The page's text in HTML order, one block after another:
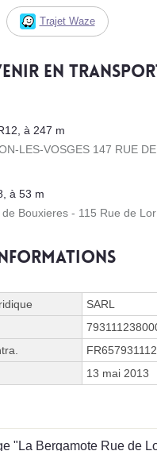
Trajet Waze
en
à 247 m
LES-VOSGES 147 RUE
à 53 m
Bouxieres - 115 Rue de
SARL
13 mai 2013
"La Bergamote Rue de